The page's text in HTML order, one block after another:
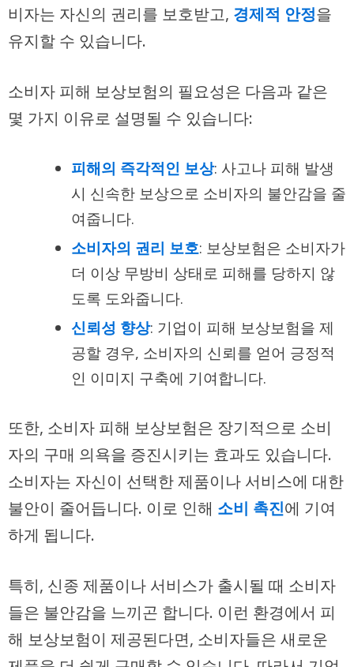
비자는 자신의 권리를 보호받고, 경제적 안정을
유지할 수 있습니다.
소비자 피해 보상보험의 필요성은 다음과 같은
몇 가지 이유로 설명될 수 있습니다:
피해의 즉각적인 보상: 사고나 피해 발생
시 신속한 보상으로 소비자의 불안감을 줄
여줍니다.
소비자의 권리 보호: 보상보험은 소비자가
더 이상 무방비 상태로 피해를 당하지 않
도록 도와줍니다.
신뢰성 향상: 기업이 피해 보상보험을 제
공할 경우, 소비자의 신뢰를 얻어 긍정적
인 이미지 구축에 기여합니다.
또한, 소비자 피해 보상보험은 장기적으로 소비
자의 구매 의욕을 증진시키는 효과도 있습니다.
소비자는 자신이 선택한 제품이나 서비스에 대한
불안이 줄어듭니다. 이로 인해 소비 촉진에 기여
하게 됩니다.
특히, 신종 제품이나 서비스가 출시될 때 소비자
들은 불안감을 느끼곤 합니다. 이런 환경에서 피
해 보상보험이 제공된다면, 소비자들은 새로운